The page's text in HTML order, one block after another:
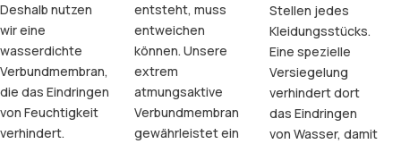
Deshalb nutzen
wir eine
wasserdichte
Verbundmembran,
die das Eindringen
von Feuchtigkeit
verhindert.
entsteht, muss
entweichen
können. Unsere
extrem
atmungsaktive
Verbundmembran
gewährleistet ein
Stellen jedes
Kleidungsstücks.
Eine spezielle
Versiegelung
verhindert dort
das Eindringen
von Wasser, damit